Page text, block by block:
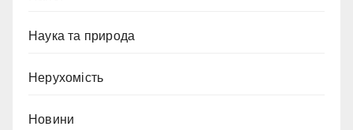
Наука та природа
Нерухомість
Новини